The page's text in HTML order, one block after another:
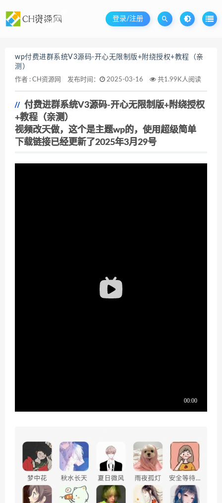
登录/注册
wp付费进群系统V3源码-开心无限制版+附绕授权+教程（亲
测）
作者 : CH资源网 发布时间： 2025-03-16 共1.99K人阅读
付费进群系统V3源码-开心无限制版+附绕授权
+教程（亲测）
视频改天做，这个是主题wp的，使用超级简单
下载链接已经更新了2025年3月29号